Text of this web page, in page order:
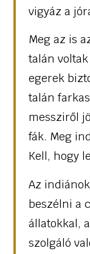
vigyáz a
Meg az is
talán
egerek
talán
messziről
fák. Meg
Kell, hogy
Az
beszélni a
állatokkal,
szolgáló